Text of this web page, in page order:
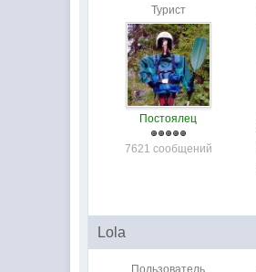
Турист
Постоялец
7621 сообщений
Lola